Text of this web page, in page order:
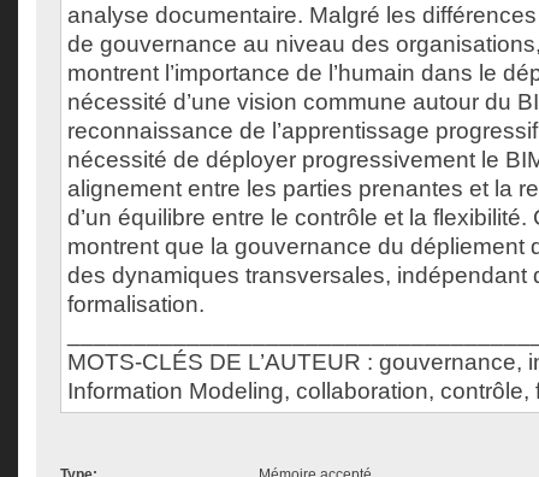
analyse documentaire. Malgré les
de gouvernance au niveau des
montrent l’importance de l’humain dans le
nécessité d’une vision commune autour du
reconnaissance de l’apprentissage
nécessité de déployer progressivement le
alignement entre les parties prenantes et la
d’un équilibre entre le contrôle et la
montrent que la gouvernance du dépliement
des dynamiques transversales, indépendant
formalisation.
MOTS-CLÉS DE L’AUTEUR : gouvernance,
Information Modeling, collaboration, contrôle,